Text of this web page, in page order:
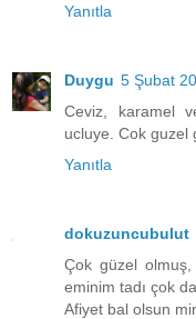
Yanıtla
Duygu 5 Şubat
Ceviz, karamel
ucluye. Cok guzel
Yanıtla
dokuzuncubulut
Çok güzel olmuş,
eminim tadı çok
Afiyet bal olsun